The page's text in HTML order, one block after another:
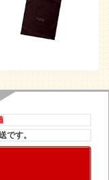
です。